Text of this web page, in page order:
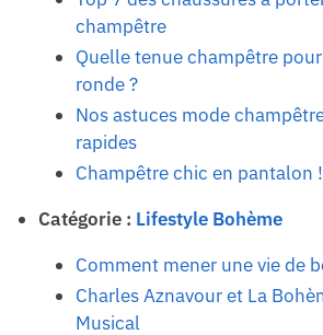
champêtre
Quelle tenue champêtre
ronde ?
Nos astuces mode
rapides
Champêtre chic en pantalon !
Catégorie : Lifestyle Bohème
Comment mener une vie de
Charles Aznavour et La
Musical